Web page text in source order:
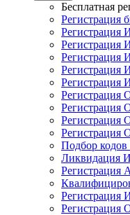
Бесплатная
Регистрация
Регистрация
Регистрация
Регистрация
Подбор
Ликвидация
Регистрация
Регистрация
Регистрация